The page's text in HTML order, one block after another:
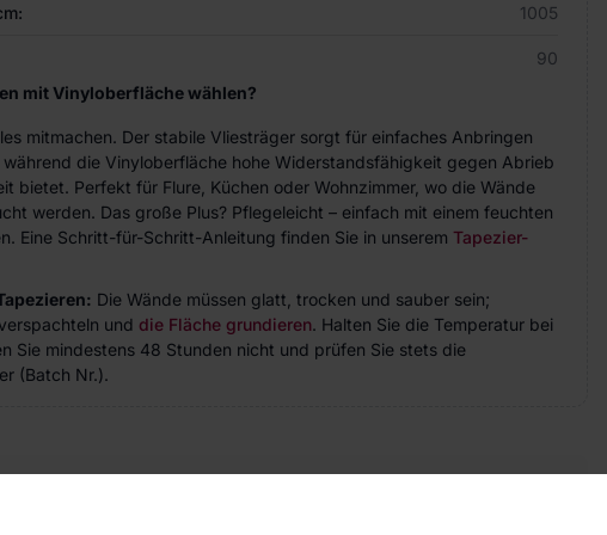
1005
90
mit Vinyloberfläche wählen?
mitmachen. Der stabile Vliesträger sorgt für einfaches Anbringen
während die Vinyloberfläche hohe Widerstandsfähigkeit gegen Abrieb
bietet. Perfekt für Flure, Küchen oder Wohnzimmer, wo die Wände
werden. Das große Plus? Pflegeleicht – einfach mit einem feuchten
Eine Schritt-für-Schritt-Anleitung finden Sie in unserem Tapezier-
Die Wände müssen glatt, trocken und sauber sein;
und die Fläche grundieren. Halten Sie die Temperatur bei
Sie mindestens 48 Stunden nicht und prüfen Sie stets die
(Batch Nr.).